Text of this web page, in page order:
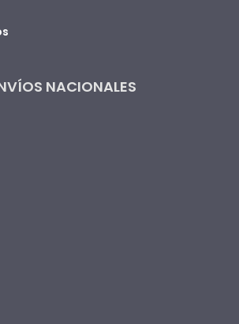
NACIONALES